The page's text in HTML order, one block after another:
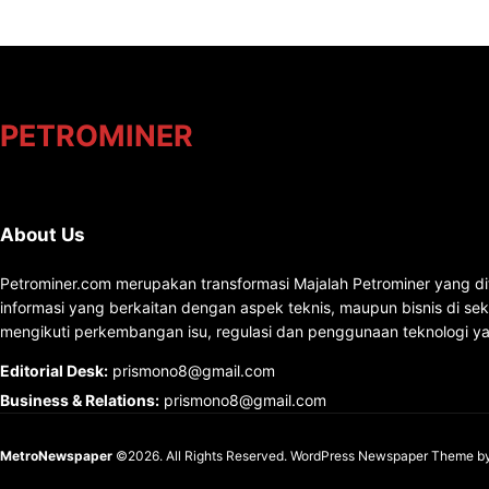
PETROMINER
About Us
Petrominer.com merupakan transformasi Majalah Petrominer
informasi yang berkaitan dengan aspek teknis, maupun bisnis di
mengikuti perkembangan isu, regulasi dan penggunaan teknologi
Editorial Desk: prismono8@gmail.com
Business & Relations: prismono8@gmail.com
MetroNewspaper ©2026. All Rights Reserved. WordPress Newspaper Theme